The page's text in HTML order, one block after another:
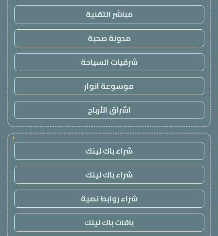
مباشر التقنية
مدونة صحبة
شرقيات السياحة
موسوعة انوار
اشراق الأرباح
!
شراء باك لينك
شراء باك لينك
شراء روابط نصية
باقات باك لينك